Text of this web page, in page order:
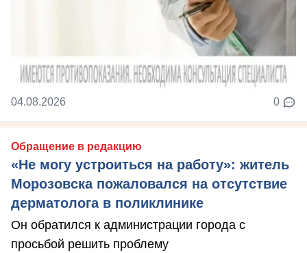
04.08.2026 0
Обращение в редакцию
«Не могу устроиться на работу»: житель
Морозовска пожаловался на отсутствие
дерматолога в поликлинике
Он обратился к администрации города с
просьбой решить проблему